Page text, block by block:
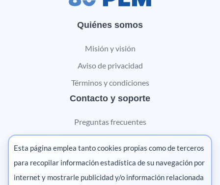
Quiénes somos
Misión y visión
Aviso de privacidad
Términos y condiciones
Contacto y soporte
Preguntas frecuentes
Contáctanos
Marketing digital
Pharma
Esta página emplea tanto cookies propias como de terceros
para recopilar información estadística de su navegación por
internet y mostrarle publicidad y/o información relacionada